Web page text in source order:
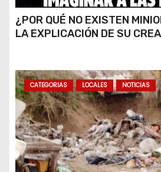
¿POR QUÉ NO EXISTEN
LA EXPLICACIÓN DE SU
CATEGORIAS LOCALES NOTICIAS